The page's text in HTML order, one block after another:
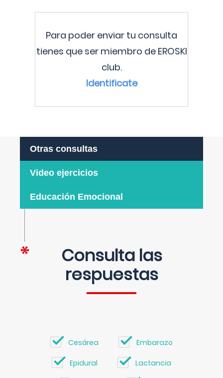
Para poder enviar tu consulta
tienes que ser miembro de EROSKI
club.
Identificate
Otras consultas
Video ejercicios
Educación Emocional
Consulta las
respuestas
Cesárea Embarazo
Epidural Lactancia